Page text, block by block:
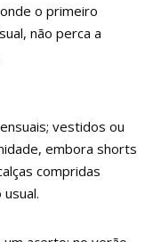
o primeiro
não perca a
vestidos ou
embora shorts
compridas